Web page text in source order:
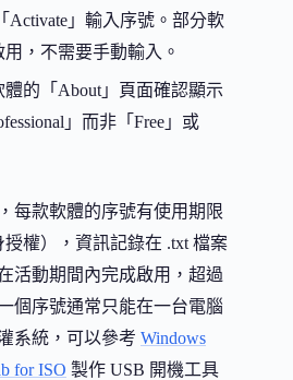
Activate」輸入序號。部分軟
，不需要手動輸入。
體的「About」頁面確認顯示
」而非「Free」或
每款軟體的序號有使用期限
授權），資訊記錄在 .txt 檔案
活動期間內完成啟用，超過
個序號通常只能在一台電腦
系統，可以參考 Windows
for ISO 製作 USB 開機工具